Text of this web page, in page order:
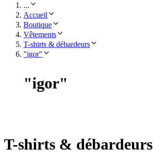
...
Accueil
Boutique
Vêtements
T-shirts & débardeurs
"igor"
"igor"
T-shirts & débardeurs